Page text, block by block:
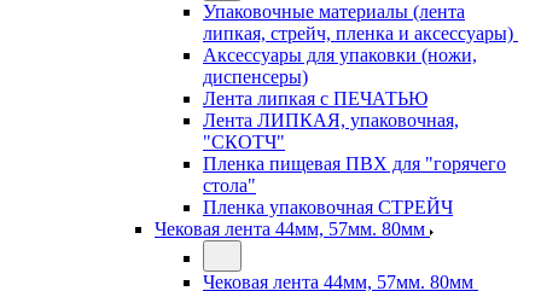
Упаковочные материалы (лента
липкая, стрейч, пленка и аксессуары)
Аксессуары для упаковки (ножи,
диспенсеры)
Лента липкая с ПЕЧАТЬЮ
Лента ЛИПКАЯ, упаковочная,
"СКОТЧ"
Пленка пищевая ПВХ для "горячего
стола"
Пленка упаковочная СТРЕЙЧ
Чековая лента 44мм, 57мм. 80мм
Чековая лента 44мм, 57мм. 80мм